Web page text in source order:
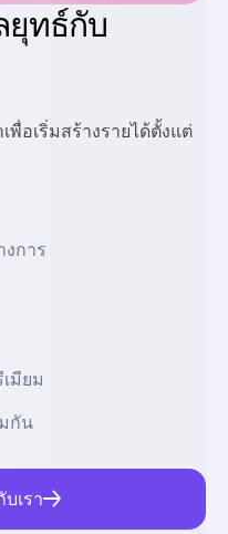
ยุทธ์กับ
พื่อเริ่มสร้างรายได้ตั้งแต่
การ
มียม
กัน
เรา